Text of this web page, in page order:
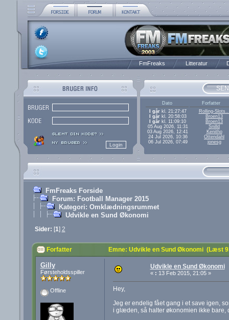
FmFreaks Litteratur
Dato
Forfatter
I gårkl. 21:27:47
Rolling-
I gårkl. 20:58:03
Broen13
I går kl. 11:09:10
Broen13
05 Aug 2026, 11:31
Snilld
03 Aug 2026, 12:41
Kenitho
24 Jul 2026, 10:36
Ottendahl
06 Jul 2026, 07:49
jonesg
FmFreaks Forside
Forum: Football Manager 2015
Kategori: Omklædningsrummet
Udvikle en Sund Økonomi
Sider: [1] 2
Forfatter Emne: Udvikle en Sund Økonomi (Læst
Gilly
Førsteholdsspiller
Offline
Udvikle en Sund Økonomi
« : 13 Feb 2015, 21:05 »
Hey,
Jeg er endelig fået gang i et save igen,
i glæden, så halter økonomien ikke bare,